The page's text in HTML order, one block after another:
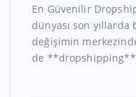
En Güvenilir
dünyası son
değişimin
de